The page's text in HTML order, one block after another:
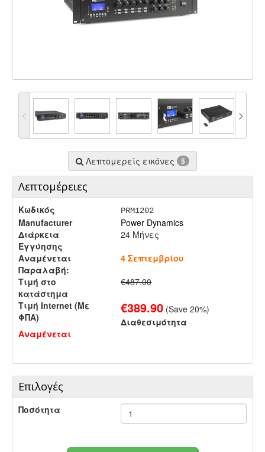
Λεπτομερείς εικόνες 5
Λεπτομέρειες
Κωδικός PRM1202
Manufacturer
Power Dynamics
Διάρκεια
Εγγύησης
24 Μήνες
Αναμένεται
Παραλαβή:
4 Σεπτεμβρίου
Τιμή στο
κατάστημα
€487.00
Τιμή Internet (Με
ΦΠΑ)
€389.90 (Save20%)
Διαθεσιμότητα
Αναμένεται
Επιλογές
Ποσότητα